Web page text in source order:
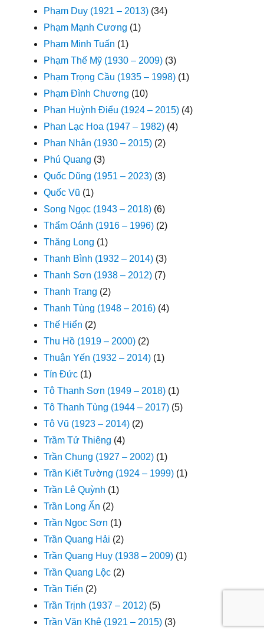
Phạm Duy (1921 – 2013) (34)
Phạm Mạnh Cương (1)
Phạm Minh Tuấn (1)
Phạm Thế Mỹ (1930 – 2009) (3)
Phạm Trọng Cầu (1935 – 1998) (1)
Phạm Đình Chương (10)
Phan Huỳnh Điểu (1924 – 2015) (4)
Phan Lạc Hoa (1947 – 1982) (4)
Phan Nhân (1930 – 2015) (2)
Phú Quang (3)
Quốc Dũng (1951 – 2023) (3)
Quốc Vũ (1)
Song Ngọc (1943 – 2018) (6)
Thẩm Oánh (1916 – 1996) (2)
Thăng Long (1)
Thanh Bình (1932 – 2014) (3)
Thanh Sơn (1938 – 2012) (7)
Thanh Trang (2)
Thanh Tùng (1948 – 2016) (4)
Thế Hiển (2)
Thu Hồ (1919 – 2000) (2)
Thuận Yến (1932 – 2014) (1)
Tín Đức (1)
Tô Thanh Sơn (1949 – 2018) (1)
Tô Thanh Tùng (1944 – 2017) (5)
Tô Vũ (1923 – 2014) (2)
Trầm Tử Thiêng (4)
Trần Chung (1927 – 2002) (1)
Trần Kiết Tường (1924 – 1999) (1)
Trần Lê Quỳnh (1)
Trần Long Ẩn (2)
Trần Ngọc Sơn (1)
Trần Quang Hải (2)
Trần Quang Huy (1938 – 2009) (1)
Trần Quang Lộc (2)
Trần Tiến (2)
Trần Trịnh (1937 – 2012) (5)
Trần Văn Khê (1921 – 2015) (3)